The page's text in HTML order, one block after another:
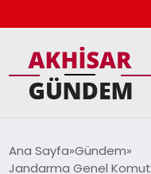
Ana Sayfa Gündem
Jandarma Genel